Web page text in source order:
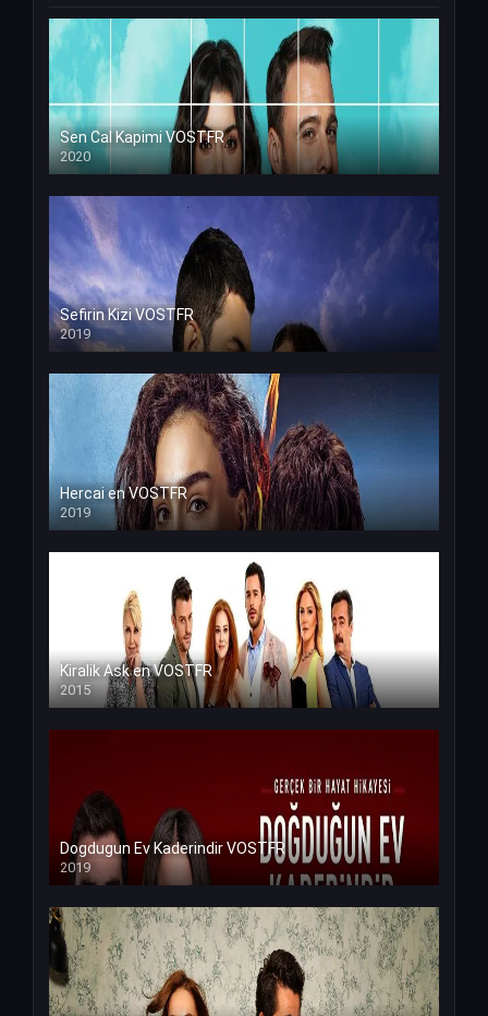
Sen Cal Kapimi VOSTFR
2020
Sefirin Kizi VOSTFR
2019
Hercai en VOSTFR
2019
Kiralik Ask en VOSTFR
2015
Dogdugun Ev Kaderindir VOSTFR
2019